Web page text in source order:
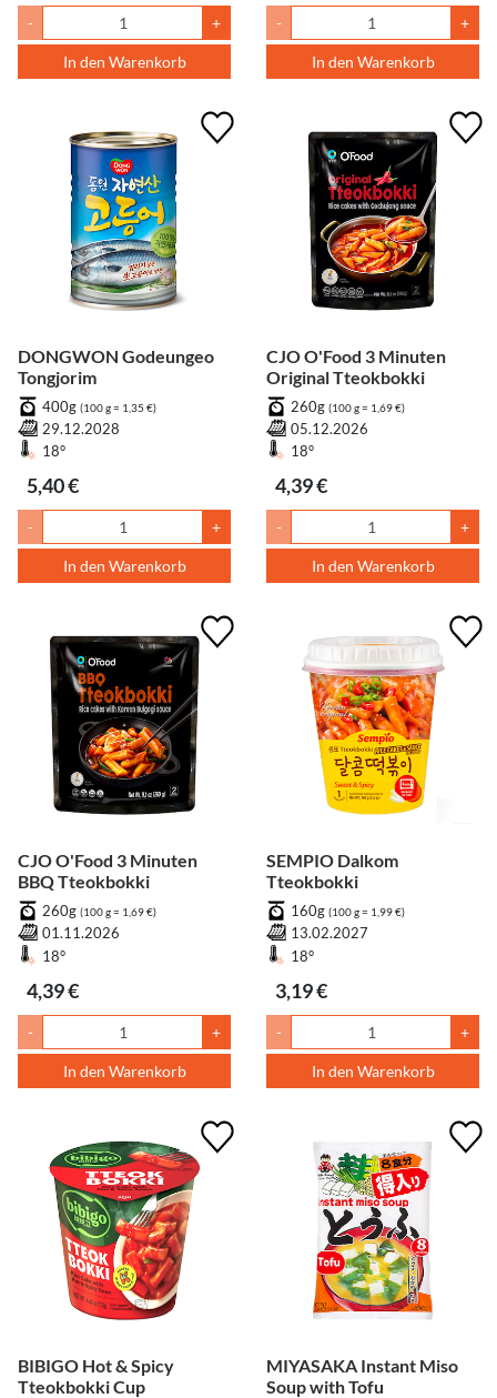
- +
In den Warenkorb
- +
In den Warenkorb
DONGWON Godeungeo
Tongjorim
400g (100 g = 1,35 €)
29.12.2028
18°
5,40 €
- +
In den Warenkorb
CJO O'Food 3 Minuten
Original Tteokbokki
260g (100 g = 1,69 €)
05.12.2026
18°
4,39 €
- +
In den Warenkorb
CJO O'Food 3 Minuten
BBQ Tteokbokki
260g (100 g = 1,69 €)
01.11.2026
18°
4,39 €
- +
In den Warenkorb
SEMPIO Dalkom
Tteokbokki
160g (100 g = 1,99 €)
13.02.2027
18°
3,19 €
- +
In den Warenkorb
BIBIGO Hot & Spicy
Tteokbokki Cup
MIYASAKA Instant Miso
Soup with Tofu